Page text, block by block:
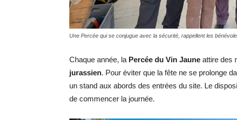
Une Percée qui se conjugue avec la sécurité, rappellent les
Chaque année, la Percée du Vin Jaune attire des
jurassien. Pour éviter que la fête ne se prolonge
un stand aux abords des entrées du site. Le
de commencer la journée.